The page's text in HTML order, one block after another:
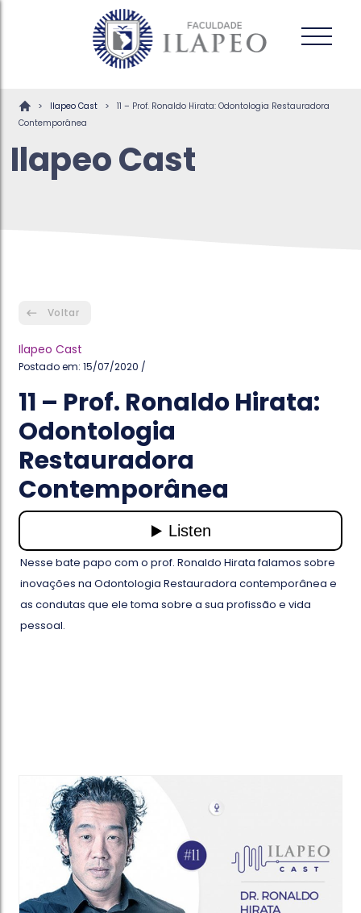
> Ilapeo Cast >
11 – Prof. Ronaldo Hirata: Odontologia Restauradora
Contemporânea
Ilapeo Cast
Voltar
Ilapeo Cast
Postado em: 15/07/2020 /
11 – Prof. Ronaldo Hirata:
Odontologia
Restauradora
Contemporânea
Nesse bate papo com o prof. Ronaldo Hirata falamos sobre
inovações na Odontologia Restauradora contemporânea e
as condutas que ele toma sobre a sua profissão e vida
pessoal.